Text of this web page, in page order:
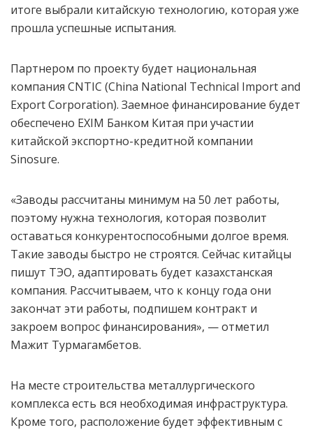
итоге выбрали китайскую технологию, которая уже
прошла успешные испытания.
Партнером по проекту будет национальная
компания CNTIC (China National Technical Import and
Export Corporation). Заемное финансирование будет
обеспечено EXIM Банком Китая при участии
китайской экспортно-кредитной компании
Sinosure.
«Заводы рассчитаны минимум на 50 лет работы,
поэтому нужна технология, которая позволит
оставаться конкурентоспособными долгое время.
Такие заводы быстро не строятся. Сейчас китайцы
пишут ТЭО, адаптировать будет казахстанская
компания. Рассчитываем, что к концу года они
закончат эти работы, подпишем контракт и
закроем вопрос финансирования», — отметил
Мажит Турмагамбетов.
На месте строительства металлургического
комплекса есть вся необходимая инфраструктура.
Кроме того, расположение будет эффективным с